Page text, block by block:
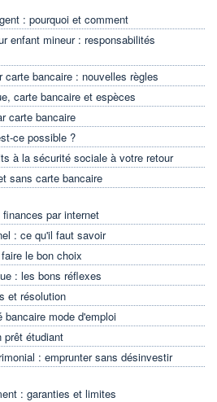
: pourquoi et comment
enfant mineur : responsabilités
carte bancaire : nouvelles règles
carte bancaire et espèces
carte bancaire
ce possible ?
à la sécurité sociale à votre retour
sans carte bancaire
par internet
: ce qu'il faut savoir
le bon choix
: les bons réflexes
et résolution
bancaire mode d'emploi
prêt étudiant
: emprunter sans désinvestir
: garanties et limites